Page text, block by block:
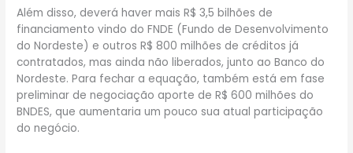
Além disso, deverá haver mais R$ 3,5 bilhões de
financiamento vindo do FNDE (Fundo de Desenvolvimento
do Nordeste) e outros R$ 800 milhões de créditos já
contratados, mas ainda não liberados, junto ao Banco do
Nordeste. Para fechar a equação, também está em fase
preliminar de negociação aporte de R$ 600 milhões do
BNDES, que aumentaria um pouco sua atual participação
do negócio.